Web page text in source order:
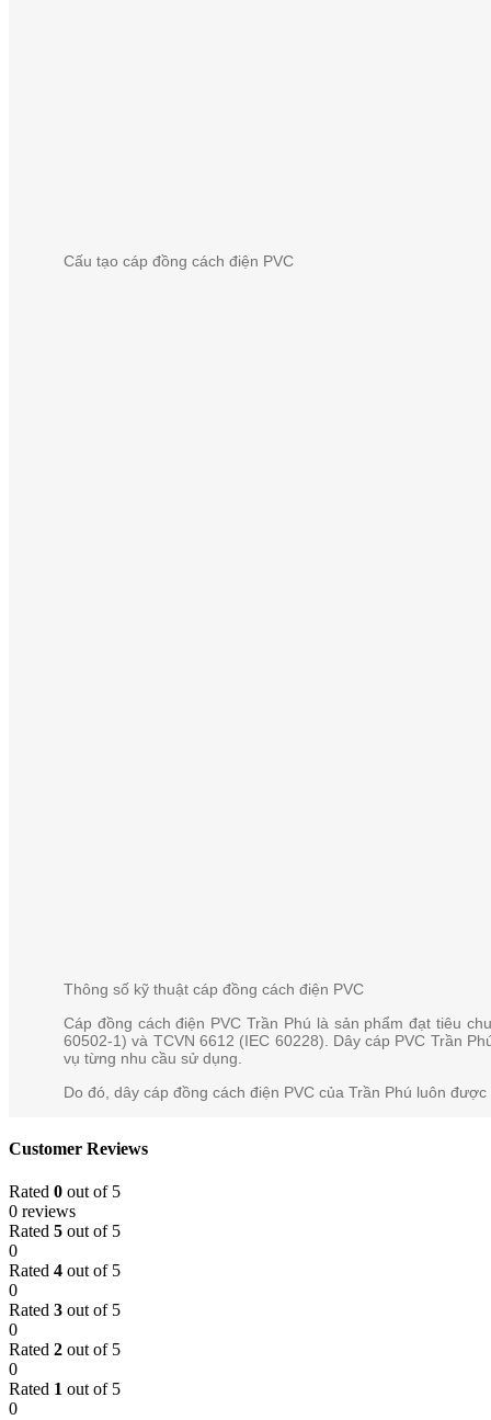
Cấu tạo cáp đồng cách điện PVC
Thông số kỹ thuật cáp đồng cách điện PVC
Cáp đồng cách điện PVC Trần Phú là sản phẩm đạt tiêu
60502-1) và TCVN 6612 (IEC 60228). Dây cáp PVC Trần
vụ từng nhu cầu sử dụng.
Do đó, dây cáp đồng cách điện PVC của Trần Phú luôn
Customer Reviews
Rated 0 out of 5
0 reviews
Rated 5 out of 5
0
Rated 4 out of 5
0
Rated 3 out of 5
0
Rated 2 out of 5
0
Rated 1 out of 5
0